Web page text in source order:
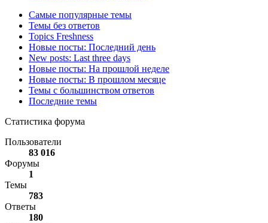
Самые популярные темы
Темы без ответов
Topics Freshness
Новые посты: Последний день
New posts: Last three days
Новые посты: На прошлой неделе
Новые посты: В прошлом месяце
Темы с большинством ответов
Последние темы
Статистика форума
Пользователи
83 016
Форумы
1
Темы
783
Ответы
180